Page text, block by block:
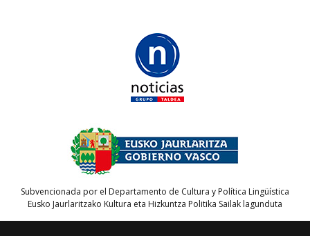
Subvencionada por el Departamento de Cultura y Política Lingüística
Eusko Jaurlaritzako Kultura eta Hizkuntza Politika Sailak lagunduta